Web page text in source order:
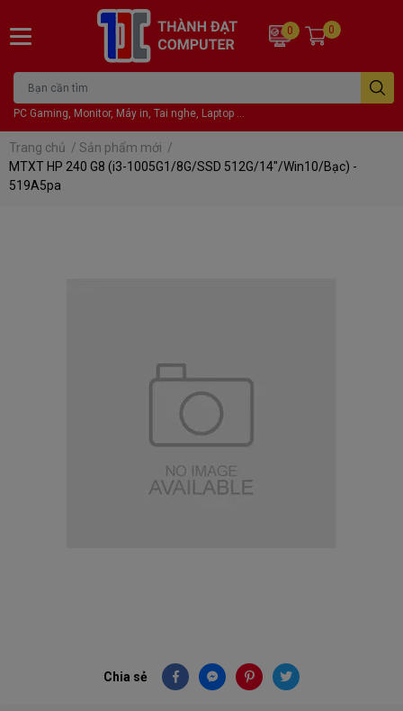
PC Gaming, Monitor, Máy in, Tai nghe, Laptop ...
0 0
Trang chủ / Sản phẩm mới /
MTXT HP 240 G8 (i3-1005G1/8G/SSD 512G/14"/Win10/Bạc) -
519A5pa
Chia sẻ